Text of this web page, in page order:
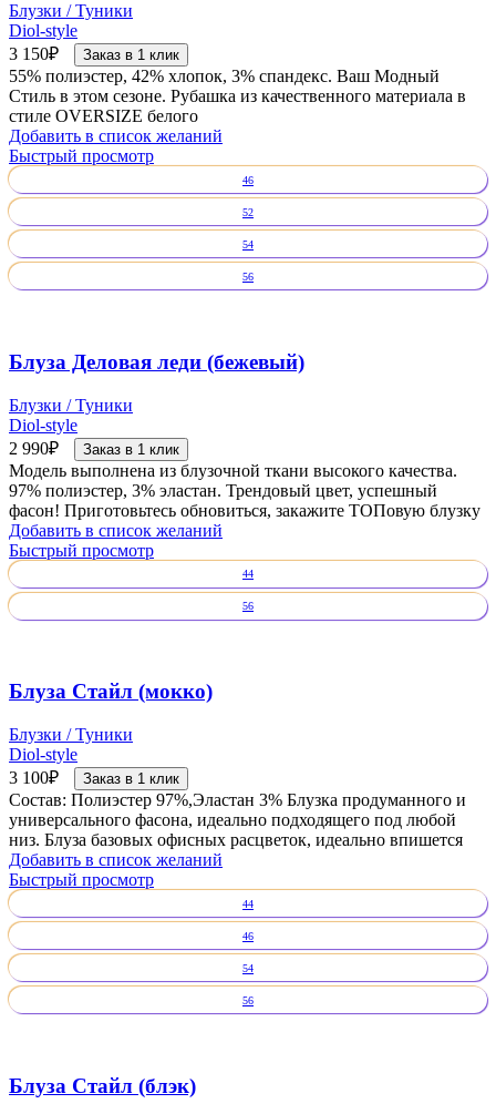
Блузки / Туники
Diol-style
3 150₽ Заказ в 1 клик
55% полиэстер, 42% хлопок, 3% спандекс. Ваш Модный
Стиль в этом сезоне. Рубашка из качественного материала в
стиле OVERSIZE белого
Добавить в список желаний
Быстрый просмотр
46
52
54
56
Блуза Деловая леди (бежевый)
Блузки / Туники
Diol-style
2 990₽ Заказ в 1 клик
Модель выполнена из блузочной ткани высокого качества.
97% полиэстер, 3% эластан. Трендовый цвет, успешный
фасон! Приготовьтесь обновиться, закажите ТОПовую блузку
Добавить в список желаний
Быстрый просмотр
44
56
Блуза Стайл (мокко)
Блузки / Туники
Diol-style
3 100₽ Заказ в 1 клик
Состав: Полиэстер 97%,Эластан 3% Блузка продуманного и
универсального фасона, идеально подходящего под любой
низ. Блуза базовых офисных расцветок, идеально впишется
Добавить в список желаний
Быстрый просмотр
44
46
54
56
Блуза Стайл (блэк)